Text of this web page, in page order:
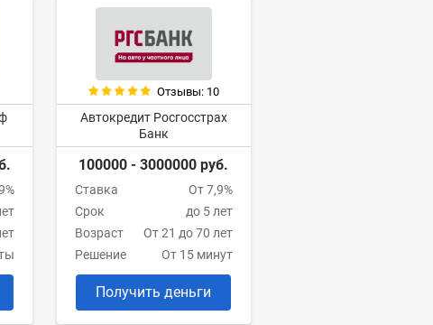
Отзывы: 10
Автокредит Росгосстрах
Банк
100000 - 3000000 руб.
Ставка
От 7,9%
Срок
до 5 лет
Возраст
От 21 до 70 лет
Решение
От 15 минут
Получить деньги